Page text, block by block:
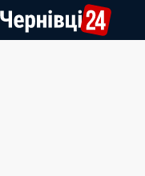
до
вмісту